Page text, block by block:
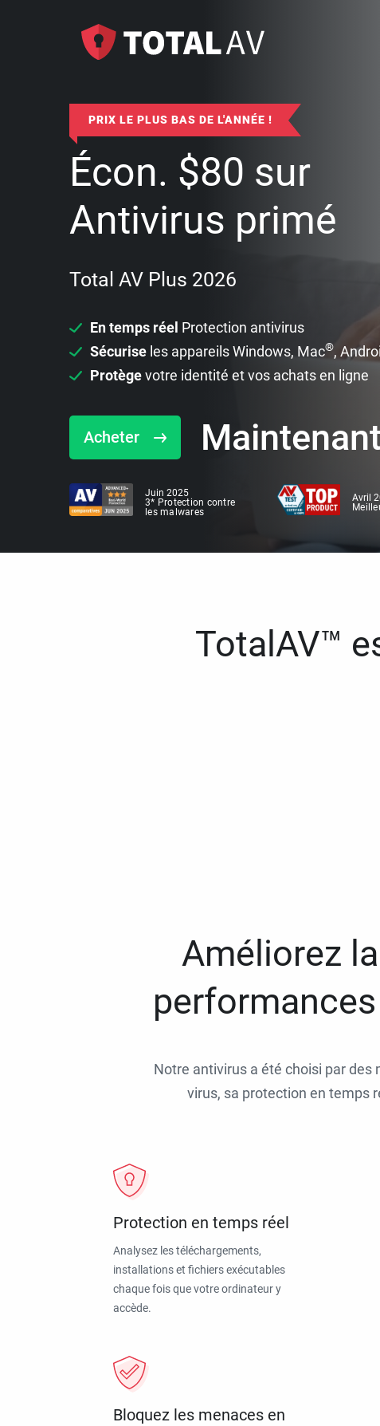
PRIX LE PLUS BAS DE L'ANNÉE !
Écon. $80 sur
Antivirus primé
Total AV Plus 2026
En temps réel Protection antivirus
Sécurise les appareils Windows, Mac®,
Protègevotre identité et vos achats en ligne
Acheter Maintenant
Juin 2025
3* Protection contre
les malwares
Avril
TotalAV™
Améliorez
Notre antivirus a été choisi par
virus, sa protection en temps
Protection en temps réel
Analysez les téléchargements,
installations et fichiers exécutables
chaque fois que votre ordinateur y
accède.
Bloquez les menaces en